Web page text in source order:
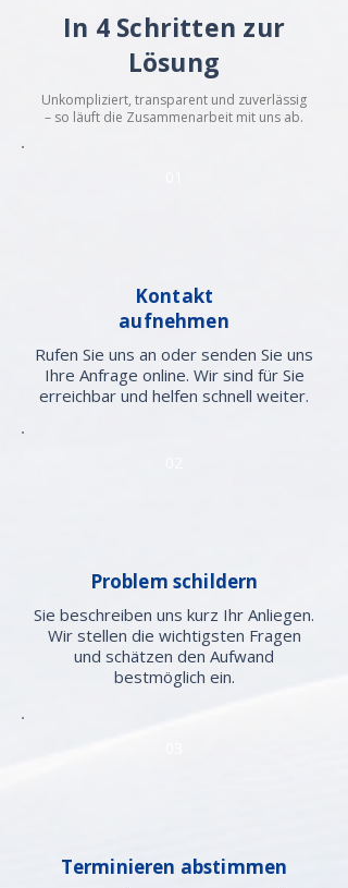
In 4 Schritten zur
Lösung
Unkompliziert, transparent und zuverlässig
– so läuft die Zusammenarbeit mit uns ab.
Kontakt
aufnehmen
Rufen Sie uns an oder senden Sie uns
Ihre Anfrage online. Wir sind für Sie
erreichbar und helfen schnell weiter.
Problem schildern
Sie beschreiben uns kurz Ihr Anliegen.
Wir stellen die wichtigsten Fragen
und schätzen den Aufwand
bestmöglich ein.
Terminieren abstimmen